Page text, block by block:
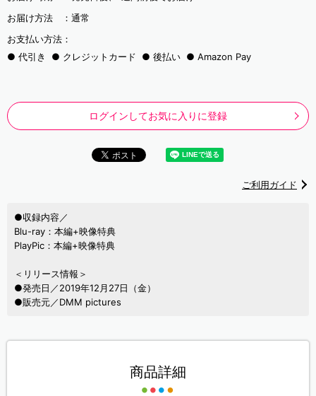
お届け方法 ： 通常
お支払い方法：
代引き
クレジットカード 後払い Amazon Pay
ログインしてお気に入りに登録
ご利用ガイド
●収録内容／
Blu-ray：本編+映像特典
PlayPic：本編+映像特典
＜リリース情報＞
●発売日／2019年12月27日（金）
●販売元／DMM pictures
商品詳細